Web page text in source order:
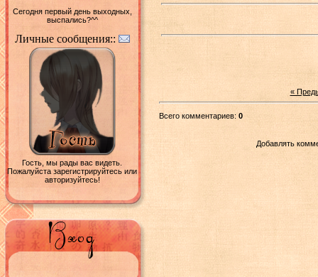
Сегодня первый день выходных,
выспались?^^
Личные сообщения::
Гость, мы рады вас видеть.
Пожалуйста зарегистрируйтесь или
авторизуйтесь!
«
Всего комментариев: 0
Добавлять